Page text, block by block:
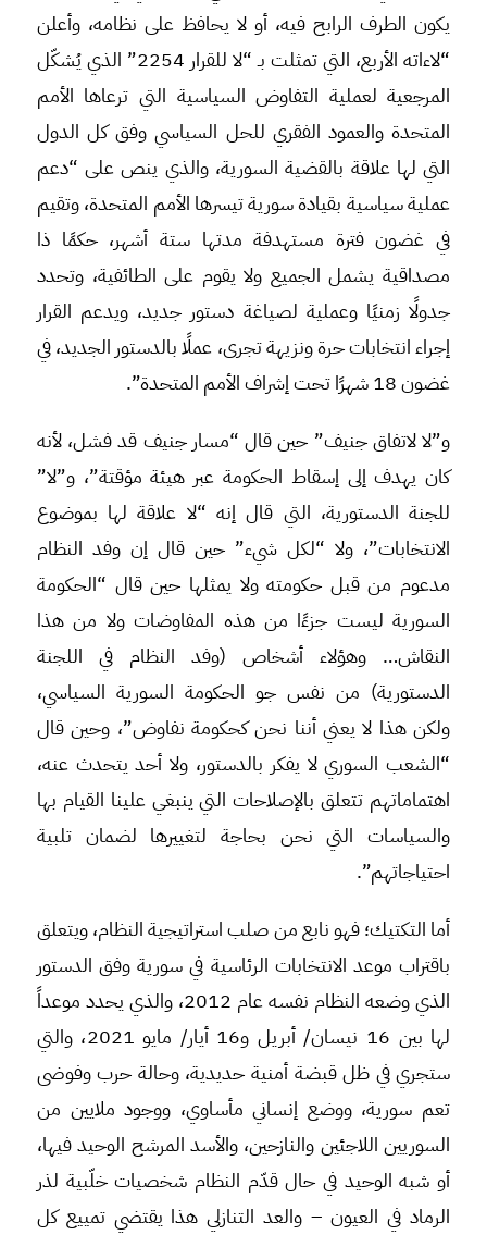
يكون الطرف الرابح فيه، أو لا يحافظ على نظامه، وأعلن
“لاءاته الأربع، التي تمثلت بـ “لا للقرار 2254” الذي يُشكّل
المرجعية لعملية التفاوض السياسية التي ترعاها الأمم
المتحدة والعمود الفقري للحل السياسي وفق كل الدول
التي لها علاقة بالقضية السورية، والذي ينص على “دعم
عملية سياسية بقيادة سورية تيسرها الأمم المتحدة، وتقيم
في غضون فترة مستهدفة مدتها ستة أشهر، حكمًا ذا
مصداقية يشمل الجميع ولا يقوم على الطائفية، وتحدد
جدولًا زمنيًا وعملية لصياغة دستور جديد، ويدعم القرار
إجراء انتخابات حرة ونزيهة تجرى، عملًا بالدستور الجديد، في
غضون 18 شهرًا تحت إشراف الأمم المتحدة”.
و”لا لاتفاق جنيف” حين قال “مسار جنيف قد فشل، لأنه
كان يهدف إلى إسقاط الحكومة عبر هيئة مؤقتة”، و”لا”
للجنة الدستورية، التي قال إنه “لا علاقة لها بموضوع
الانتخابات”، ولا “لكل شيء” حين قال إن وفد النظام
مدعوم من قبل حكومته ولا يمثلها حين قال “الحكومة
السورية ليست جزءًا من هذه المفاوضات ولا من هذا
النقاش… وهؤلاء أشخاص (وفد النظام في اللجنة
الدستورية) من نفس جو الحكومة السورية السياسي،
ولكن هذا لا يعني أننا نحن كحكومة نفاوض”، وحين قال
“الشعب السوري لا يفكر بالدستور، ولا أحد يتحدث عنه،
اهتماماتهم تتعلق بالإصلاحات التي ينبغي علينا القيام بها
والسياسات التي نحن بحاجة لتغييرها لضمان تلبية
احتياجاتهم”.
أما التكتيك؛ فهو نابع من صلب استراتيجية النظام، ويتعلق
باقتراب موعد الانتخابات الرئاسية في سورية وفق الدستور
الذي وضعه النظام نفسه عام 2012، والذي يحدد موعداً
لها بين 16 نيسان/ أبريل و16 أيار/ مايو 2021، والتي
ستجري في ظل قبضة أمنية حديدية، وحالة حرب وفوضى
تعم سورية، ووضع إنساني مأساوي، ووجود ملايين من
السوريين اللاجئين والنازحين، والأسد المرشح الوحيد فيها،
أو شبه الوحيد في حال قدّم النظام شخصيات خلّبية لذر
الرماد في العيون – والعد التنازلي هذا يقتضي تمييع كل